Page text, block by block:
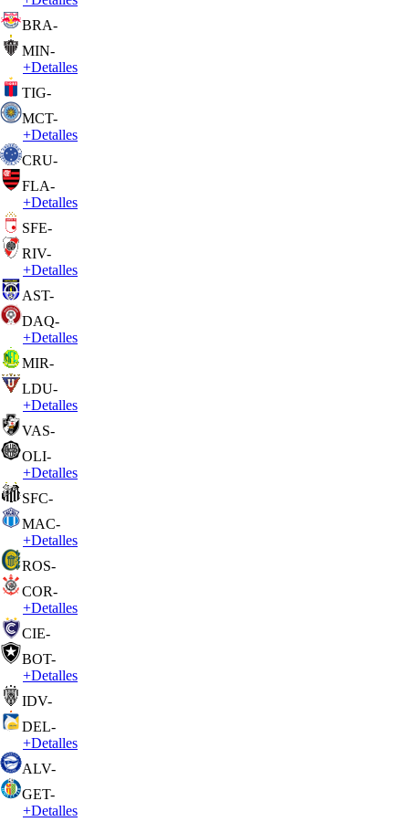
BRA-
MIN-
+Detalles
TIG-
MCT-
+Detalles
CRU-
FLA-
+Detalles
SFE-
RIV-
+Detalles
AST-
DAQ-
+Detalles
MIR-
LDU-
+Detalles
VAS-
OLI-
+Detalles
SFC-
MAC-
+Detalles
ROS-
COR-
+Detalles
CIE-
BOT-
+Detalles
IDV-
DEL-
+Detalles
ALV-
GET-
+Detalles